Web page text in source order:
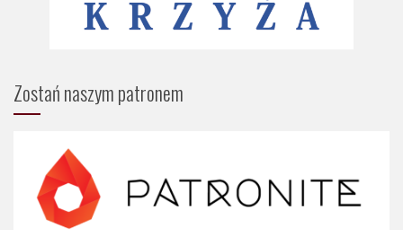
Zostań naszym patronem